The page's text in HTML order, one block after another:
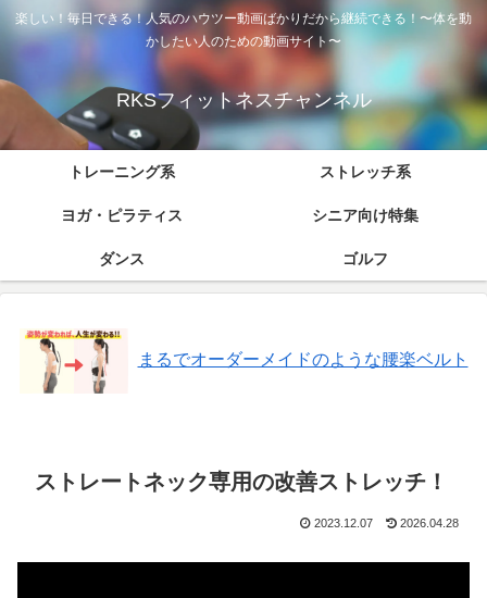
楽しい！毎日できる！人気のハウツー動画ばかりだから継続できる！〜体を動
かしたい人のための動画サイト〜
RKSフィットネスチャンネル
トレーニング系 ストレッチ系
ヨガ・ピラティス シニア向け特集
ダンス ゴルフ
まるでオーダーメイドのような腰楽ベルト
ストレートネック専用の改善ストレッチ！
2023.12.07 2026.04.28